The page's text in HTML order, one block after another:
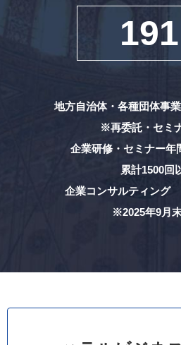
191
地方自治体・各種団体
※再委託・セミ
企業研修・セミナー
累計1500回
企業コンサルティン
※2025年9月